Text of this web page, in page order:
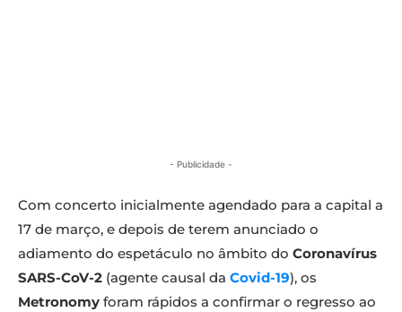
- Publicidade -
Com concerto inicialmente agendado para a capital a
17 de março, e depois de terem anunciado o
adiamento do espetáculo no âmbito do Coronavírus
SARS-CoV-2 (agente causal da Covid-19), os
Metronomy foram rápidos a confirmar o regresso ao